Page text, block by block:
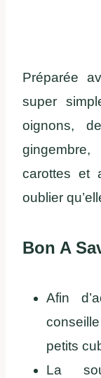
Préparée
super
oignons,
carottes et
oublier
Bon A
Afin
petits
La